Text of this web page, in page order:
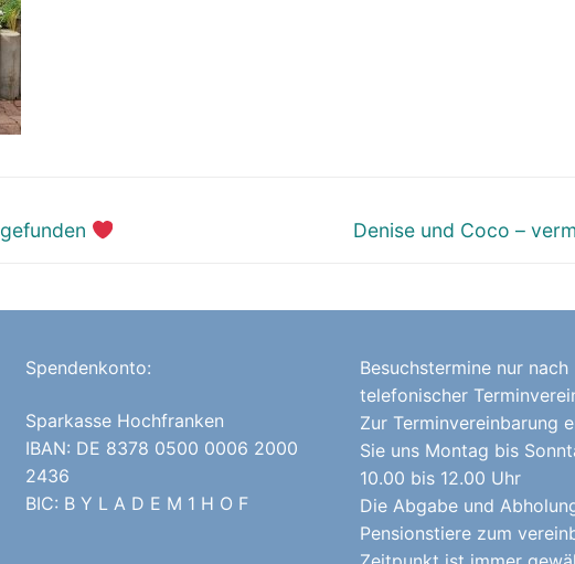
Nächster
Denise und Coco –
Spendenkonto:
Sparkasse Hochfranken
IBAN: DE 8378 0500 0006 2000
2436
BIC: B Y L A D E M 1 H O F
Besuchstermine nur nach
telefonischer
Zur Terminvereinbarung
Sie uns Montag bis
10.00 bis 12.00 Uhr
Die Abgabe und
Pensionstiere zum